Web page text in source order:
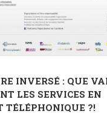
INVERSÉ : QUE
LES SERVICES EN
TÉLÉPHONIQUE ?!